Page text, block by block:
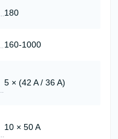
180
160-1000
5 × (42 A / 36 A)
10 × 50 A